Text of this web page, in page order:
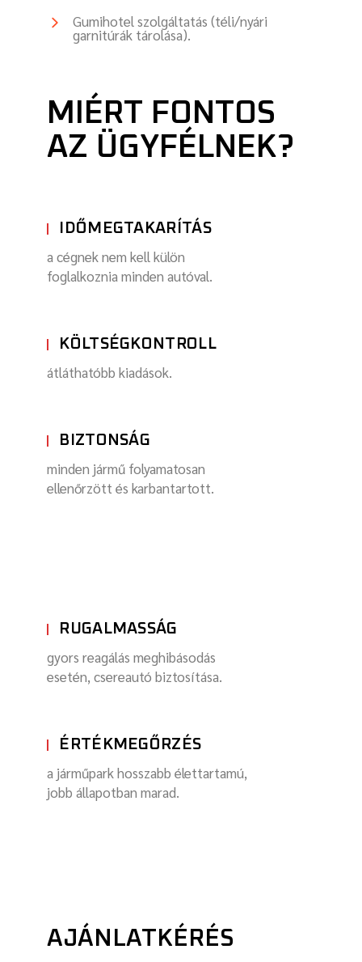
Gumihotel szolgáltatás (téli/nyári
garnitúrák tárolása).
MIÉRT FONTOS
AZ ÜGYFÉLNEK?
IDŐMEGTAKARÍTÁS
a cégnek nem kell külön
foglalkoznia minden autóval.
KÖLTSÉGKONTROLL
átláthatóbb kiadások.
BIZTONSÁG
minden jármű folyamatosan
ellenőrzött és karbantartott.
RUGALMASSÁG
gyors reagálás meghibásodás
esetén, csereautó biztosítása.
ÉRTÉKMEGŐRZÉS
a járműpark hosszabb élettartamú,
jobb állapotban marad.
AJÁNLATKÉRÉS